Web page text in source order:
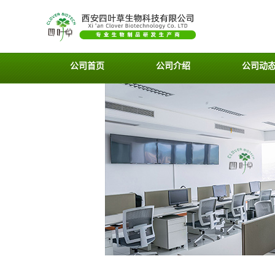
公司首页 公司介绍 公司动